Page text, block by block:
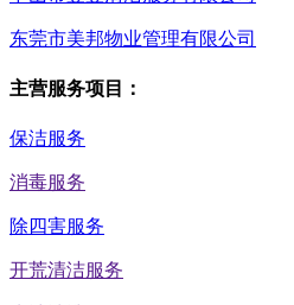
东莞市美邦物业管理有限公司
主营服务项目：
保洁服务
消毒服务
除四害服务
开荒清洁服务